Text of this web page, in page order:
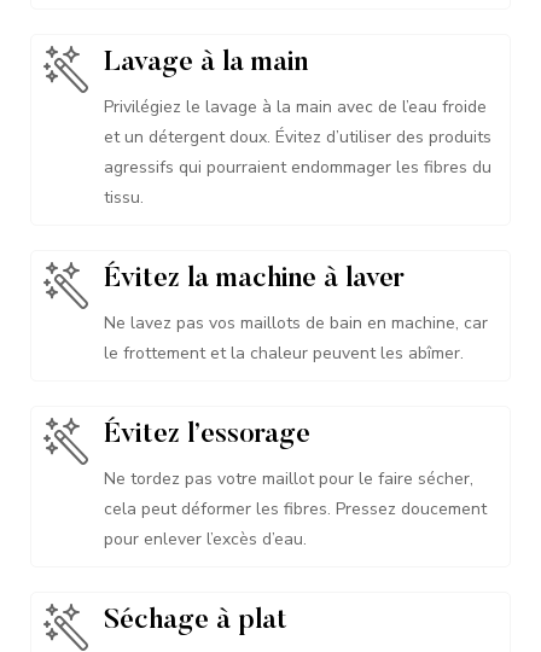
Lavage à la main
Privilégiez le lavage à la main avec de l’eau froide
et un détergent doux. Évitez d’utiliser des produits
agressifs qui pourraient endommager les fibres du
tissu.
Évitez la machine à laver
Ne lavez pas vos maillots de bain en machine, car
le frottement et la chaleur peuvent les abîmer.
Évitez l’essorage
Ne tordez pas votre maillot pour le faire sécher,
cela peut déformer les fibres. Pressez doucement
pour enlever l’excès d’eau.
Séchage à plat